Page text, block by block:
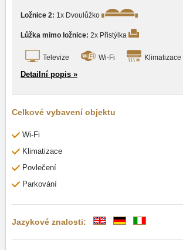
Ložnice 2: 1x Dvoulůžko
Lůžka mimo ložnice: 2x Přistýlka
Televize Wi-Fi Klimatizace
Detailní popis »
Celkové vybavení objektu
Wi-Fi
Klimatizace
Povlečení
Parkování
Jazykové znalosti: